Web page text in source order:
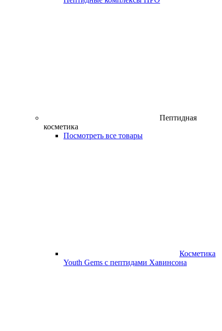
Пептидная
косметика
Посмотреть все товары
Косметика
Youth Gems с пептидами Хавинсона